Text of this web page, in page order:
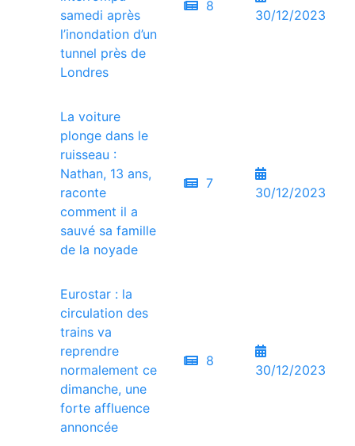
samedi après
l’inondation d’un
tunnel près de
Londres
8
30/12/2023
La voiture
plonge dans le
ruisseau :
Nathan, 13 ans,
raconte
comment il a
sauvé sa famille
de la noyade
7
30/12/2023
Eurostar : la
circulation des
trains va
reprendre
normalement ce
dimanche, une
forte affluence
annoncée
8
30/12/2023